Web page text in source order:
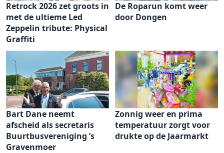
Retrock 2026 zet groots in
met de ultieme Led
Zeppelin tribute: Physical
Graffiti
De Roparun komt weer
door Dongen
Bart Dane neemt
afscheid als secretaris
Buurtbusvereniging ’s
Gravenmoer
Zonnig weer en prima
temperatuur zorgt voor
drukte op de Jaarmarkt